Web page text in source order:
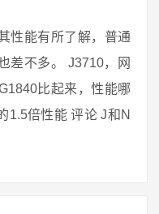
性能有所了解，普通
差不多。 J3710，网
比起来，性能哪
1.5倍性能 评论 J和N